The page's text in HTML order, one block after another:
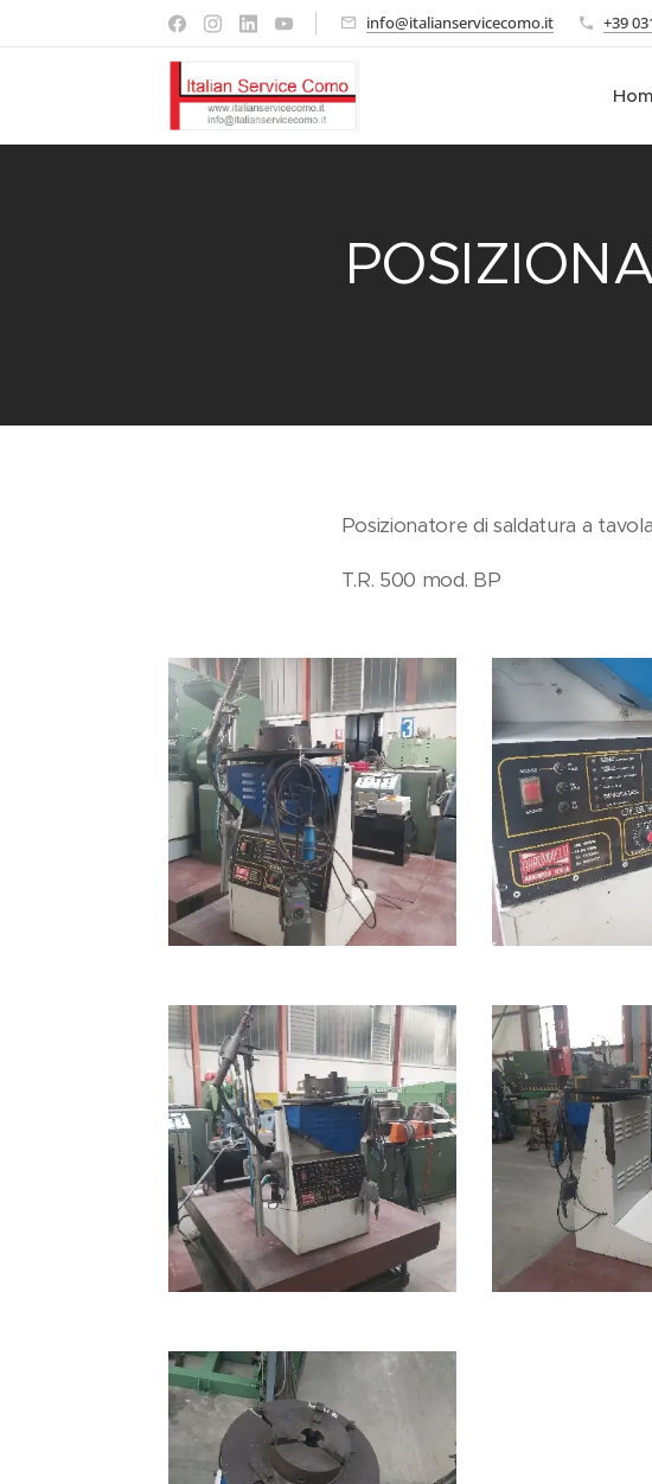
info@italianservicecomo.it +39
Posizionatore di saldatura a
T.R. 500 mod. BP